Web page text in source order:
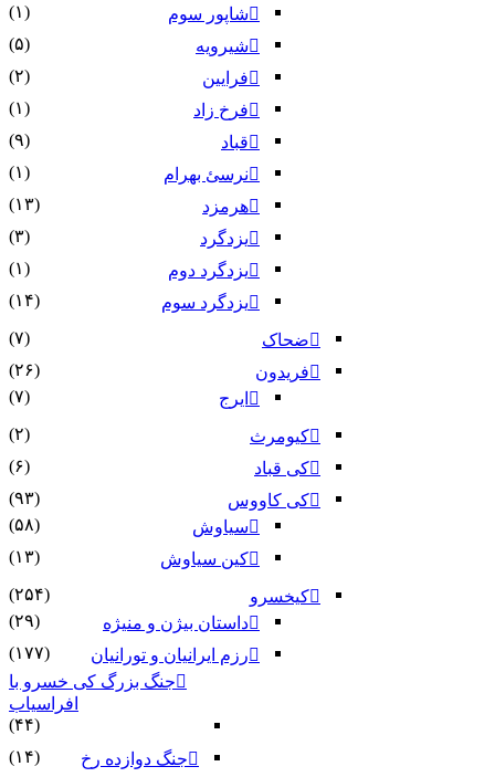
شاپور سوم‏
(۱)
شیرویه
(۵)
فرایین
(۲)
فرخ زاد
(۱)
قباد
(۹)
نرسئ بهرام‏
(۱)
هرمزد
(۱۳)
یزدگرد
(۳)
یزدگرد دوم
(۱)
یزدگرد سوم
(۱۴)
ضحاک
(۷)
فریدون
(۲۶)
ایرج
(۷)
کیومرث
(۲)
کی قباد
(۶)
کی کاووس
(۹۳)
سیاوش
(۵۸)
کین سیاوش
(۱۳)
کیخسرو
(۲۵۴)
داستان بیژن و منیژه
(۲۹)
رزم ایرانیان و تورانیان
(۱۷۷)
جنگ بزرگ کی خسرو با
افراسیاب
(۴۴)
جنگ دوازده رخ
(۱۴)